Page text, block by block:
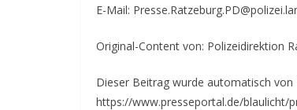
E-Mail:
Original-Content von: Polizeidirektion
Dieser Beitrag wurde automatisch
https://www.presseportal.de/blaulicht/